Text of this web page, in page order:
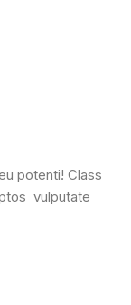
potenti! Class
vulputate